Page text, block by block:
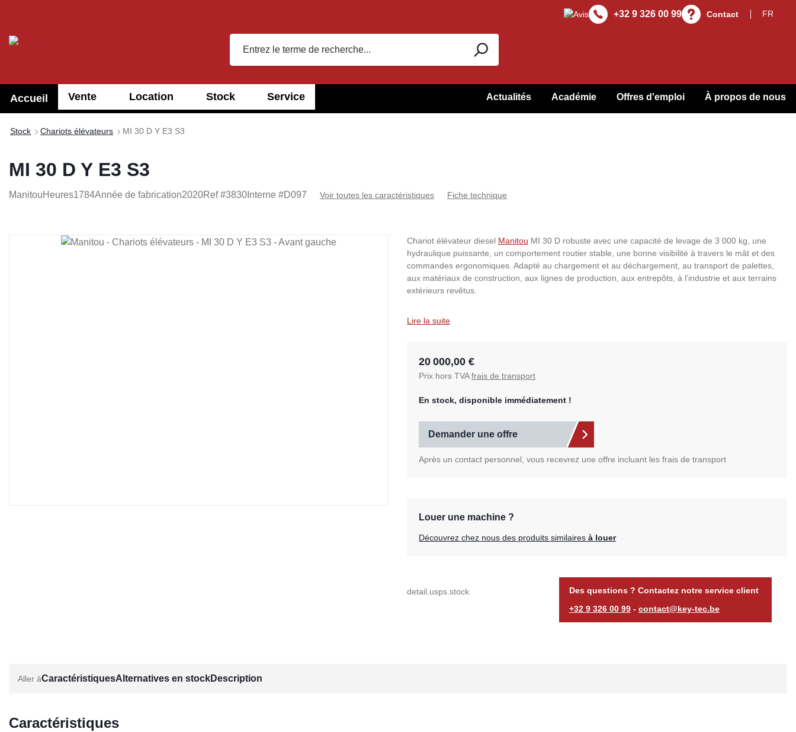
+32 9 326 00 99 Contact
Accueil Vente Location Stock Service Actualités Académie Offres d'emploi À propos de nous
Stock Chariots élévateurs MI 30 D Y E3 S3
MI 30 D Y E3 S3
ManitouHeures1784Année de fabrication2020Ref #3830 Interne #D097 Voir toutes les caractéristiques Fiche technique
Ignorer la galerie d'images Chariot élévateur diesel Manitou MI 30 D robuste avec une capacité de levage de 3 000 kg, une
hydraulique puissante, un comportement routier stable, une bonne visibilité à travers le mât et des
commandes ergonomiques. Adapté au chargement et au déchargement, au transport de palettes,
aux matériaux de construction, aux lignes de production, aux entrepôts, à l'industrie et aux terrains
extérieurs revêtus.
Lire la suite
20 000,00 €
Prix hors TVAfrais de transport
En stock, disponible immédiatement !
Demander une offre
Après un contact personnel, vous recevrez une offre incluant les frais de transport
Louer une machine ?
Découvrez chez nous des produits similaires à louer
detail.usps.stock
Des questions ? Contactez notre service client
+32 9 326 00 99- contact@key-tec.be
CaractéristiquesAlternatives en stockDescription
Caractéristiques